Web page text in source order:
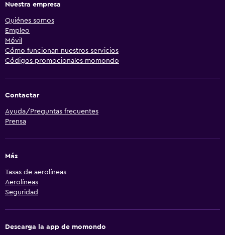
Nuestra empresa
Quiénes somos
Empleo
Móvil
Cómo funcionan nuestros servicios
Códigos promocionales momondo
Contactar
Ayuda/Preguntas frecuentes
Prensa
Más
Tasas de aerolíneas
Aerolíneas
Seguridad
Descarga la app de momondo